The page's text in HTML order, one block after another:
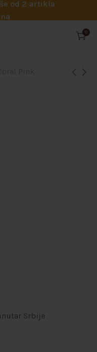
od 2 artikla
šiframa
pozvati
0
Srbije